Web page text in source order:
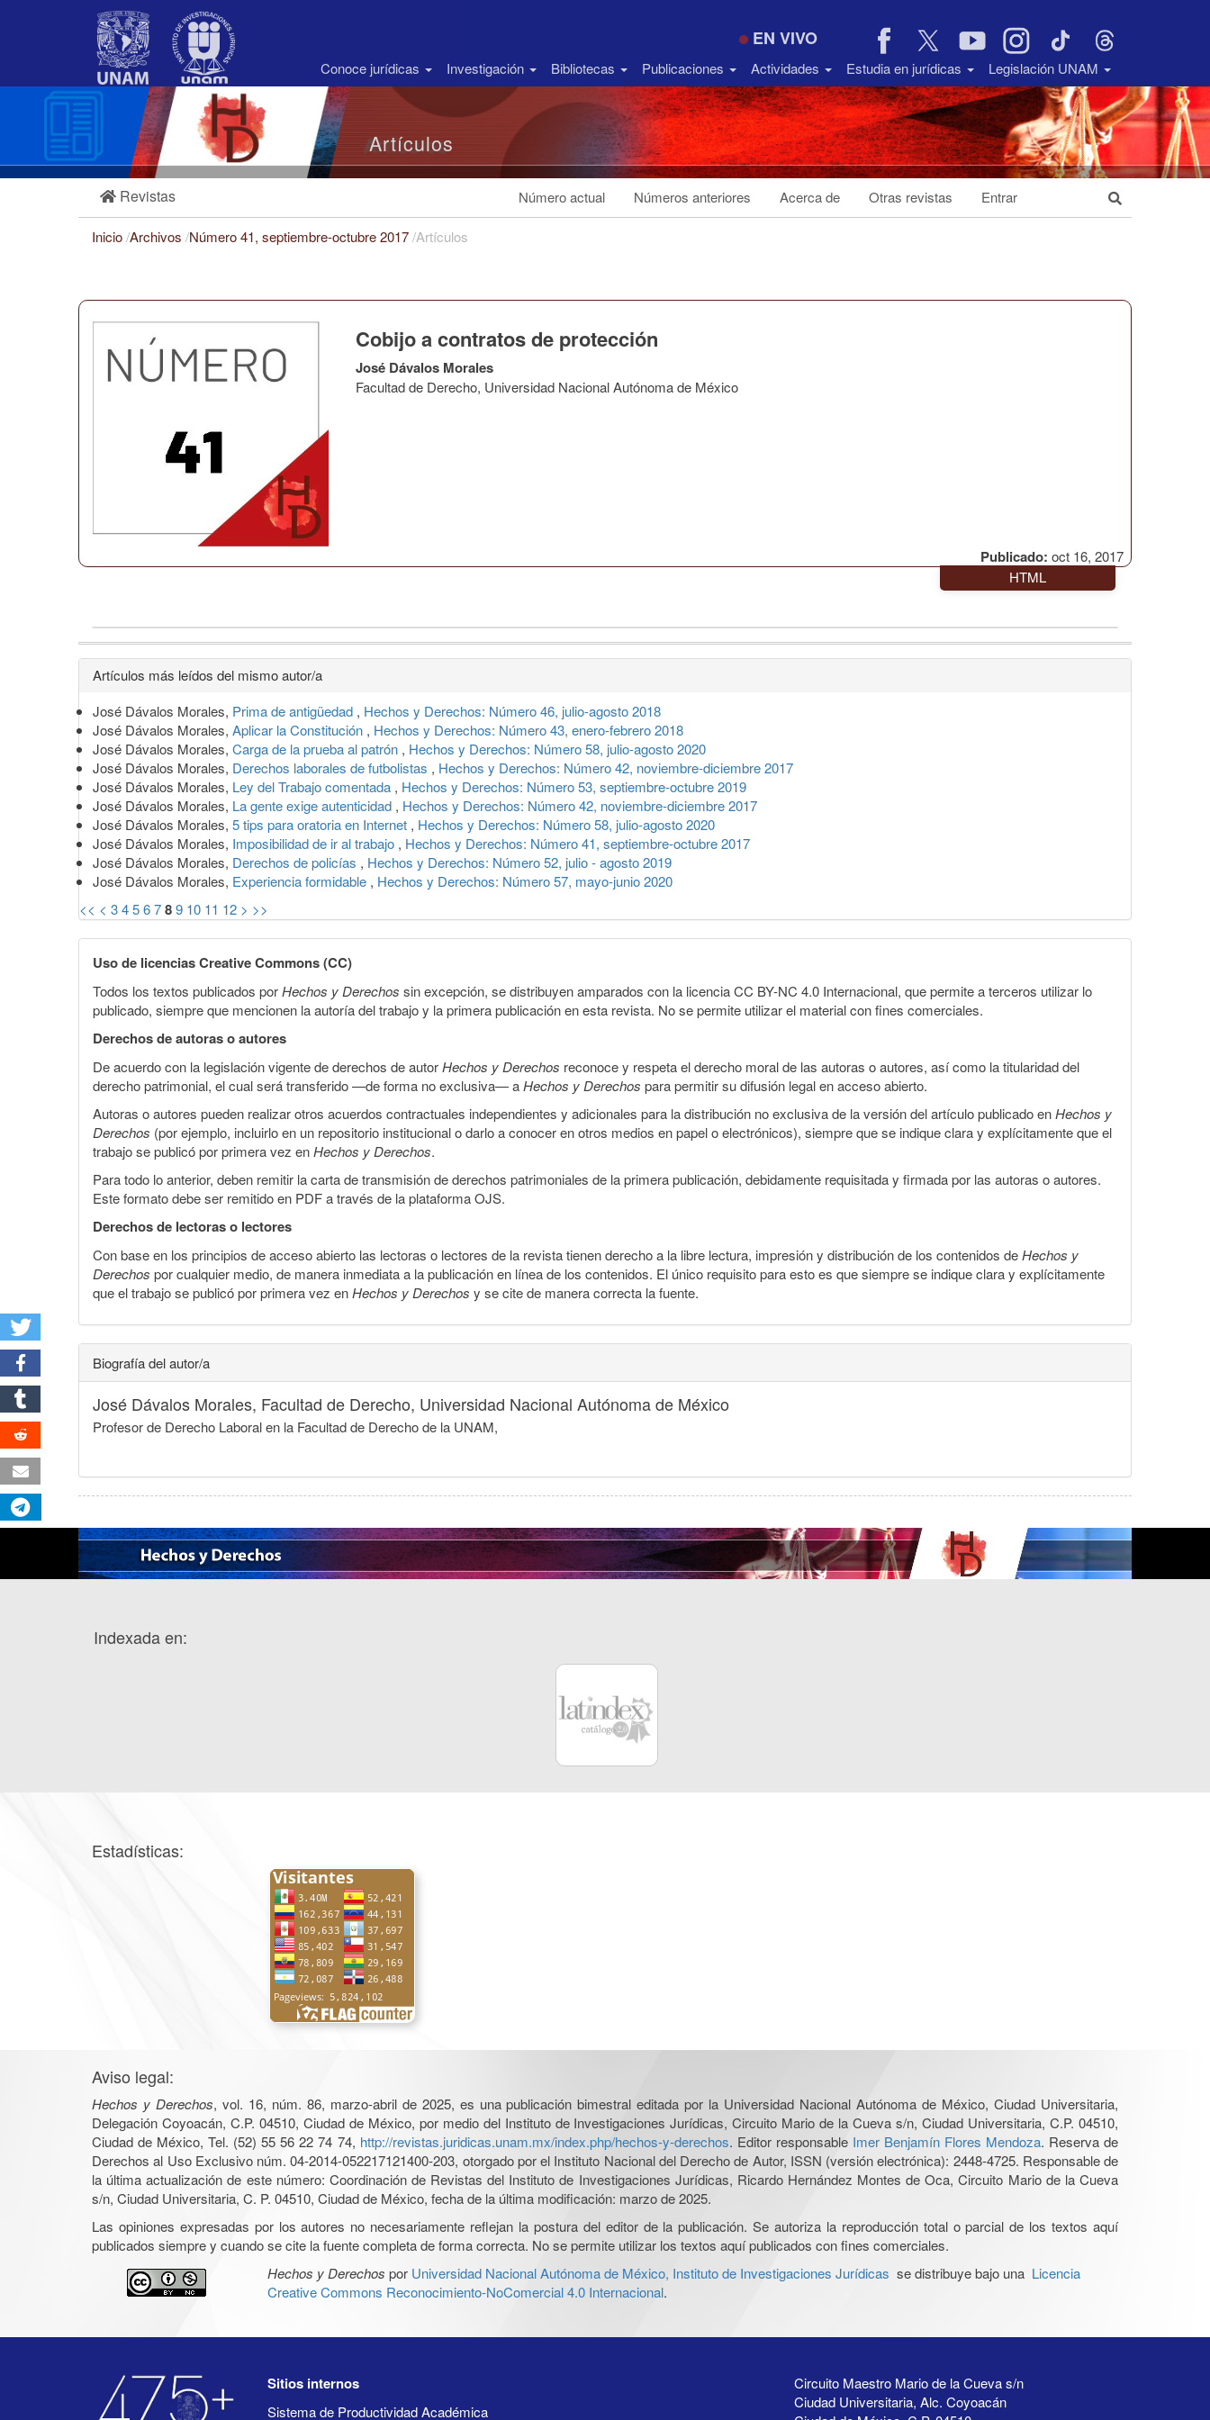
Barra
EN VIVO
Conoce jurídicas Investigación Bibliotecas Publicaciones Actividades Estudia en jurídicas Legislación UNAM
Artículos
Revistas Número actual Números anteriores Acerca de Otras revistas Entrar
Inicio/Archivos /Número 41, septiembre-octubre 2017/Artículos
Publicado: oct 16, 2017
Cobijo a contratos de protección
José Dávalos Morales
Facultad de Derecho, Universidad Nacional Autónoma de México
HTML
Detalles
del
artículo
Artículos más leídos del mismo autor/a
José Dávalos Morales, Prima de antigüedad , Hechos y Derechos: Número 46, julio-agosto 2018
José Dávalos Morales, Aplicar la Constitución , Hechos y Derechos: Número 43, enero-febrero 2018
José Dávalos Morales, Carga de la prueba al patrón , Hechos y Derechos: Número 58, julio-agosto 2020
José Dávalos Morales, Derechos laborales de futbolistas , Hechos y Derechos: Número 42, noviembre-diciembre 2017
José Dávalos Morales, Ley del Trabajo comentada , Hechos y Derechos: Número 53, septiembre-octubre 2019
José Dávalos Morales, La gente exige autenticidad , Hechos y Derechos: Número 42, noviembre-diciembre 2017
José Dávalos Morales, 5 tips para oratoria en Internet , Hechos y Derechos: Número 58, julio-agosto 2020
José Dávalos Morales, Imposibilidad de ir al trabajo , Hechos y Derechos: Número 41, septiembre-octubre 2017
José Dávalos Morales, Derechos de policías , Hechos y Derechos: Número 52, julio - agosto 2019
José Dávalos Morales, Experiencia formidable , Hechos y Derechos: Número 57, mayo-junio 2020
<< < 3456789 10 11 12 > >>
Uso de licencias Creative Commons (CC)
Todos los textos publicados porHechos y Derechos sin excepción, se distribuyen amparados con la licencia CC BY-NC 4.0 Internacional, que permite a terceros utilizar lo
publicado, siempre que mencionen la autoría del trabajo y la primera publicación en esta revista. No se permite utilizar el material con fines comerciales.
Derechos de autoras o autores
De acuerdo con la legislación vigente de derechos de autorHechos y Derechos reconoce y respeta el derecho moral de las autoras o autores, así como la titularidad del
derecho patrimonial, el cual será transferido —de forma no exclusiva— aHechos y Derechos para permitir su difusión legal en acceso abierto.
Autoras o autores pueden realizar otros acuerdos contractuales independientes y adicionales para la distribución no exclusiva de la versión del artículo publicado enHechos y
Derechos (por ejemplo, incluirlo en un repositorio institucional o darlo a conocer en otros medios en papel o electrónicos), siempre que se indique clara y explícitamente que el
trabajo se publicó por primera vez enHechos y Derechos.
Para todo lo anterior, deben remitir la carta de transmisión de derechos patrimoniales de la primera publicación, debidamente requisitada y firmada por las autoras o autores.
Este formato debe ser remitido en PDF a través de la plataforma OJS.
Derechos de lectoras o lectores
Con base en los principios de acceso abierto las lectoras o lectores de la revista tienen derecho a la libre lectura, impresión y distribución de los contenidos deHechos y
Derechos por cualquier medio, de manera inmediata a la publicación en línea de los contenidos. El único requisito para esto es que siempre se indique clara y explícitamente
que el trabajo se publicó por primera vez enHechos y Derechos y se cite de manera correcta la fuente.
Biografía del autor/a
José Dávalos Morales, Facultad de Derecho, Universidad Nacional Autónoma de México
Profesor de Derecho Laboral en la Facultad de Derecho de la UNAM,
Indexada en:
Estadísticas:
Aviso legal:
Hechos y Derechos, vol. 16, núm. 86, marzo-abril de 2025, es una publicación bimestral editada por la Universidad Nacional Autónoma de México, Ciudad Universitaria,
Delegación Coyoacán, C.P. 04510, Ciudad de México, por medio del Instituto de Investigaciones Jurídicas, Circuito Mario de la Cueva s/n, Ciudad Universitaria, C.P. 04510,
Ciudad de México, Tel. (52) 55 56 22 74 74, http://revistas.juridicas.unam.mx/index.php/hechos-y-derechos. Editor responsable Imer Benjamín Flores Mendoza. Reserva de
Derechos al Uso Exclusivo núm. 04-2014-052217121400-203, otorgado por el Instituto Nacional del Derecho de Autor, ISSN (versión electrónica): 2448-4725. Responsable de
la última actualización de este número: Coordinación de Revistas del Instituto de Investigaciones Jurídicas, Ricardo Hernández Montes de Oca, Circuito Mario de la Cueva
s/n, Ciudad Universitaria, C. P. 04510, Ciudad de México, fecha de la última modificación: marzo de 2025.
Las opiniones expresadas por los autores no necesariamente reflejan la postura del editor de la publicación. Se autoriza la reproducción total o parcial de los textos aquí
publicados siempre y cuando se cite la fuente completa de forma correcta. No se permite utilizar los textos aquí publicados con fines comerciales.
Hechos y Derechos por Universidad Nacional Autónoma de México, Instituto de Investigaciones Jurídicas se distribuye bajo una Licencia
Creative Commons Reconocimiento-NoComercial 4.0 Internacional.
Sitios internos
Sistema de Productividad Académica
Circuito Maestro Mario de la Cueva s/n
Ciudad Universitaria, Alc. Coyoacán